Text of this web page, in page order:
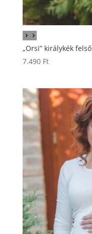
„Orsi” királykék felső
7.490 Ft